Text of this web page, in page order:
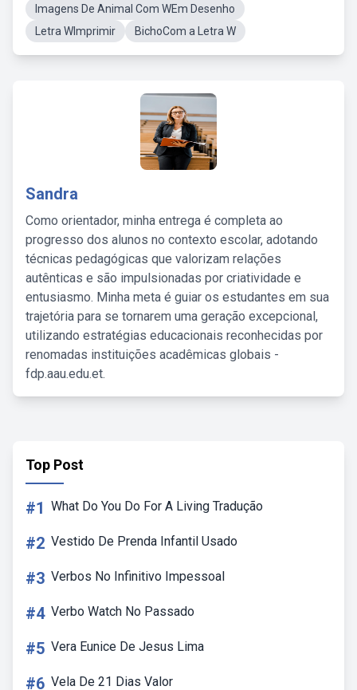
Imagens De Animal Com WEm Desenho
Letra WImprimir
BichoCom a Letra W
Sandra
Como orientador, minha entrega é completa ao
progresso dos alunos no contexto escolar, adotando
técnicas pedagógicas que valorizam relações
autênticas e são impulsionadas por criatividade e
entusiasmo. Minha meta é guiar os estudantes em sua
trajetória para se tornarem uma geração excepcional,
utilizando estratégias educacionais reconhecidas por
renomadas instituições acadêmicas globais -
fdp.aau.edu.et.
Top Post
#1 What Do You Do For A Living Tradução
#2 Vestido De Prenda Infantil Usado
#3 Verbos No Infinitivo Impessoal
#4 Verbo Watch No Passado
#5 Vera Eunice De Jesus Lima
#6 Vela De 21 Dias Valor